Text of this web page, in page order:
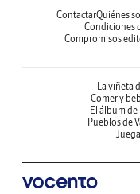
ContactarQuiénes
Condiciones
Compromisos
La viñeta
Comer y
El álbum
Pueblos de